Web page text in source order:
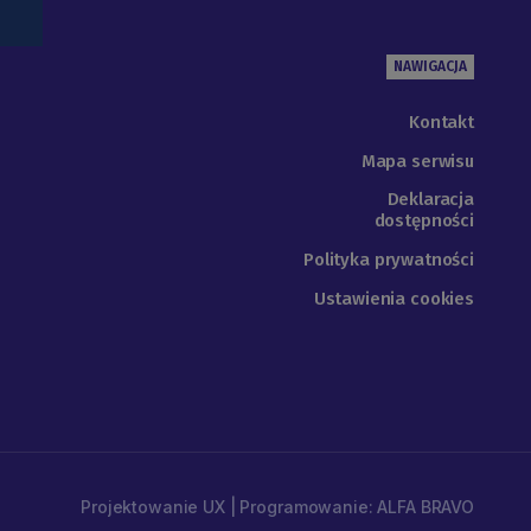
NAWIGACJA
Kontakt
Mapa serwisu
Deklaracja
dostępności
Polityka prywatności
Ustawienia cookies
Projektowanie UX | Programowanie: ALFA BRAVO